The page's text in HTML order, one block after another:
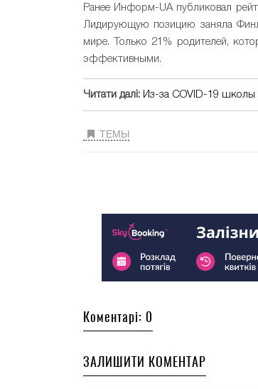
Ранее Информ-UA публиковал
Лидирующую позицию заняла
мире. Только 21% родителей,
эффективными.
Читати далі: Из-за COVID-19
ТЕМЫ
Коментарі: 0
ЗАЛИШИТИ КОМЕНТАР